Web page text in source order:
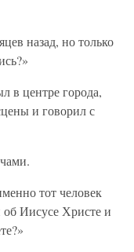
назад, но только
в центре города,
и говорил с
тот человек
Иисусе Христе и